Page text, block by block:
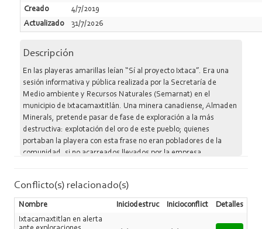
Creado
4/7/2019
Actualizado
31/7/2026
Descripción
En las playeras amarillas leían “Sí al proyecto Ixtaca”. Era una
sesión informativa y pública realizada por la Secretaría de
Medio ambiente y Recursos Naturales (Semarnat) en el
municipio de Ixtacamaxtitlán. Una minera canadiense, Almaden
Minerals, pretende pasar de fase de exploración a la más
destructiva: explotación del oro de este pueblo; quienes
portaban la playera con esta frase no eran pobladores de la
comunidad, si no acarreados llevados por la empresa
Manifestación de Impacto Ambiental (MIA) que entregó la
empresa canadiense para poder modificar el permiso que tiene
canadiense entró al municipio el 24 de enero de 2019 con una
Conflicto(s) relacionado(s)
Nombre Iniciodestruc Inicioconflict
Detalles
Ixtacamaxtitlan en alerta